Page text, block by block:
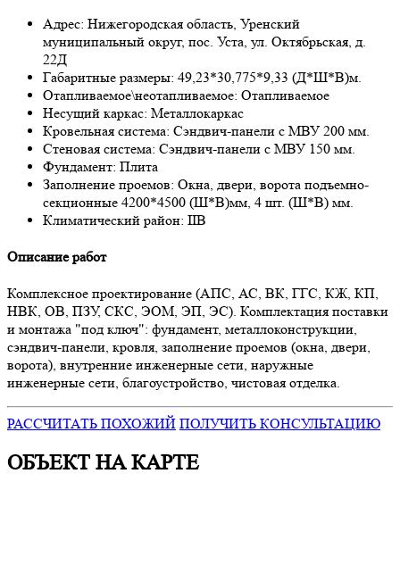
Адрес: Нижегородская область, Уренский
муниципальный округ, пос. Уста, ул. Октябрьская, д.
22Д
Габаритные размеры: 49,23*30,775*9,33 (Д*Ш*В)м.
Отапливаемое\неотапливаемое: Отапливаемое
Несущий каркас: Металлокаркас
Кровельная система: Сэндвич-панели с МВУ 200 мм.
Стеновая система: Сэндвич-панели с МВУ 150 мм.
Фундамент: Плита
Заполнение проемов: Окна, двери, ворота подъемно-
секционные 4200*4500 (Ш*В)мм, 4 шт. (Ш*В) мм.
Климатический район: IIВ
Описание работ
Комплексное проектирование (АПС, АС, ВК, ГГС, КЖ, КП,
НВК, ОВ, ПЗУ, СКС, ЭОМ, ЭП, ЭС). Комплектация поставки
и монтажа "под ключ": фундамент, металлоконструкции,
сэндвич-панели, кровля, заполнение проемов (окна, двери,
ворота), внутренние инженерные сети, наружные
инженерные сети, благоустройство, чистовая отделка.
РАССЧИТАТЬ ПОХОЖИЙ ПОЛУЧИТЬ КОНСУЛЬТАЦИЮ
ОБЪЕКТ НА КАРТЕ